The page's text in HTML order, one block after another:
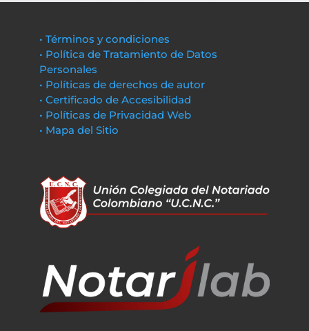
• Términos y condiciones
• Política de Tratamiento de Datos
Personales
• Políticas de derechos de autor
• Certificado de Accesibilidad
• Políticas de Privacidad Web
• Mapa del Sitio